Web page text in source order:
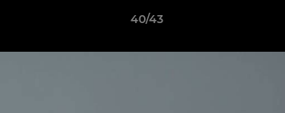
40/43